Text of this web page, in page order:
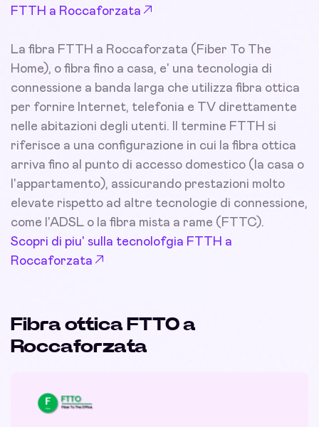
FTTH a Roccaforzata
La fibra FTTH a Roccaforzata (Fiber To The
Home), o fibra fino a casa, e' una tecnologia di
connessione a banda larga che utilizza fibra ottica
per fornire Internet, telefonia e TV direttamente
nelle abitazioni degli utenti. Il termine FTTH si
riferisce a una configurazione in cui la fibra ottica
arriva fino al punto di accesso domestico (la casa o
l'appartamento), assicurando prestazioni molto
elevate rispetto ad altre tecnologie di connessione,
come l'ADSL o la fibra mista a rame (FTTC).
Scopri di piu' sulla tecnolofgia FTTH a
Roccaforzata
Fibra ottica FTTO a
Roccaforzata